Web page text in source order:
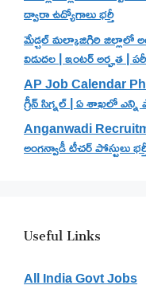
ద్వారా ఉద్యోగాలు భర్తీ
మేడ్చల్ మల్కాజిగిరి జిల్లాలో
విడుదల | ఇంటర్ అర్హత |
AP Job Calendar
గ్రీన్ సిగ్నల్ | ఏ శాఖలో ఎన్ని
Anganwadi
అంగన్వాడీ టీచర్ పోస్టులు
Useful Links
All India Govt Jobs